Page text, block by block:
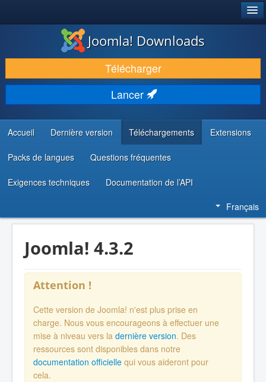
TÉLÉCHARGER & ÉTENDRE
DÉCOUVRIR & APPRENDRE
COMMUNAUTÉ & SUPPORT
RESSOURCES DÉVELOPPEURS
Joomla! Downloads
Télécharger
Lancer
Accueil Dernière version Téléchargements Extensions
Packs de langues Questions fréquentes
Exigences techniques Documentation de l’API
Français
Joomla! 4.3.2
Attention !
Cette version de Joomla! n'est plus prise en
charge. Nous vous encourageons à effectuer une
mise à niveau vers la dernière version. Des
ressources sont disponibles dans notre
documentation officielle qui vous aideront pour
cela.